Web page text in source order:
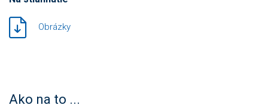
Obrázky
Ako na to ...